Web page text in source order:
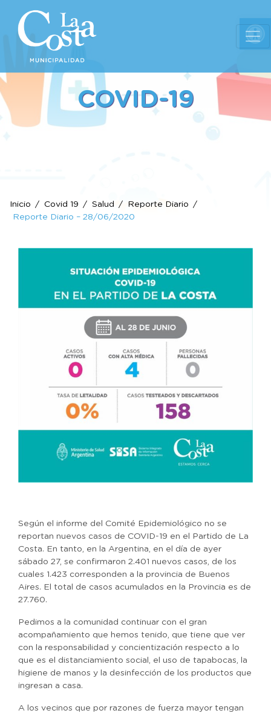
COVID-19
Inicio Covid 19 Salud
Reporte Diario
Reporte Diario – 28/06/2020
Según el informe del Comité Epidemiológico no se
reportan nuevos casos de COVID-19 en el Partido de La
Costa. En tanto, en la Argentina, en el día de ayer
sábado 27, se confirmaron 2.401 nuevos casos, de los
cuales 1.423 corresponden a la provincia de Buenos
Aires. El total de casos acumulados en la Provincia es de
27.760.
Pedimos a la comunidad continuar con el gran
acompañamiento que hemos tenido, que tiene que ver
con la responsabilidad y concientización respecto a lo
que es el distanciamiento social, el uso de tapabocas, la
higiene de manos y la desinfección de los productos que
ingresan a casa.
A los vecinos que por razones de fuerza mayor tengan